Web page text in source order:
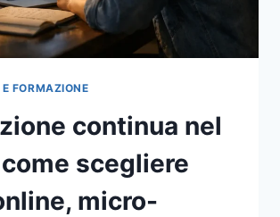
FORMAZIONE
continua nel
scegliere
micro-